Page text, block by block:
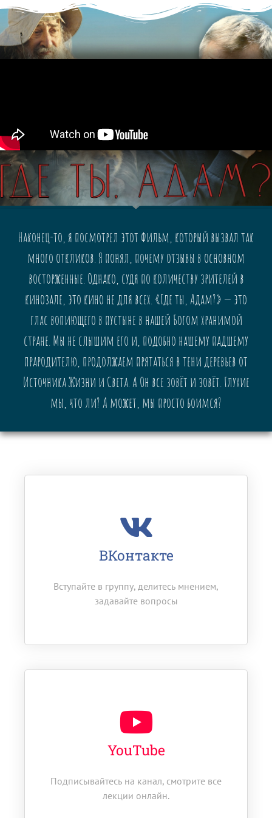
Наконец-то, я посмотрел этот фильм, который вызвал так
много откликов. Я понял, почему отзывы в основном
восторженные. Однако, судя по количеству зрителей в
кинозале, это кино не для всех. «Где ты, Адам?» — это
глас вопиющего в пустыне в нашей Богом хранимой
стране. Мы не слышим его и, подобно нашему падшему
прародителю, продолжаем прятаться в тени деревьев от
Источника Жизни и Света. А Он все зовёт и зовёт. Глухие
мы, что ли? А может, мы просто боимся?
ВКонтакте
Вступайте в группу, делитесь мнением,
задавайте вопросы
YouTube
Подписывайтесь на канал, смотрите все
лекции онлайн.